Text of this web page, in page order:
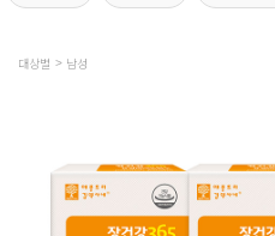
대상별 남성